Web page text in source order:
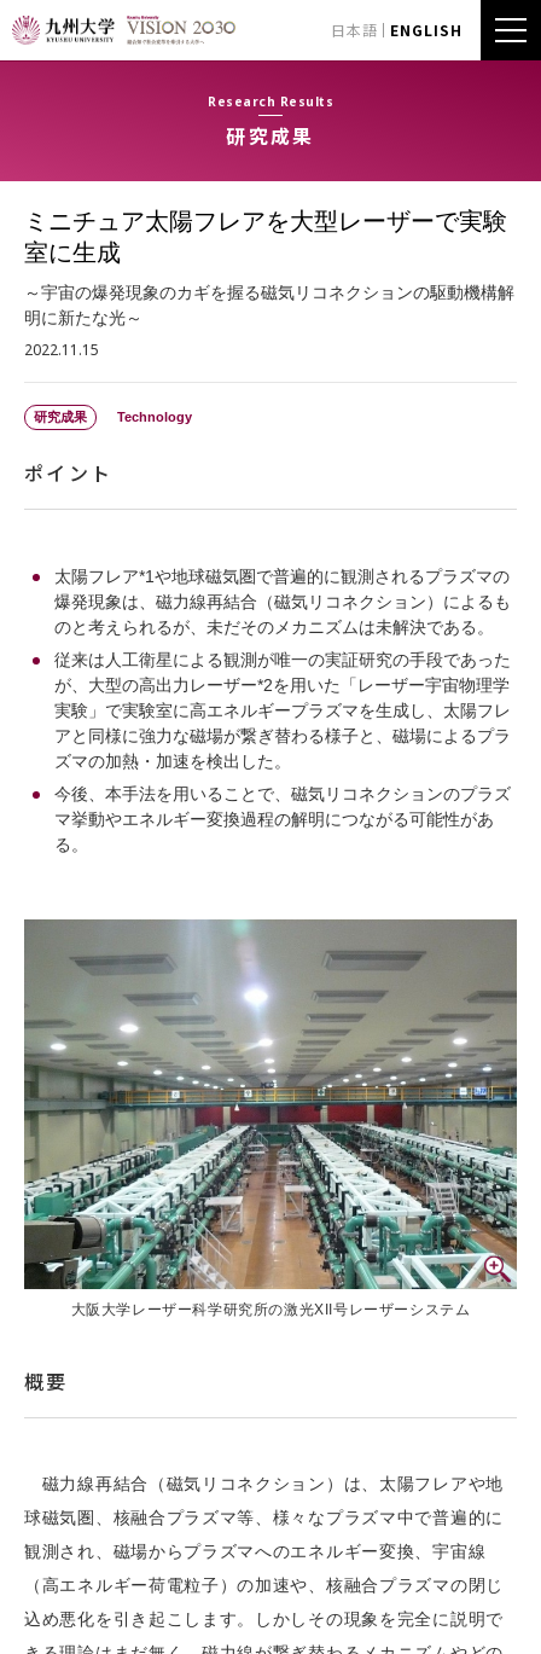
日本語 ENGLISH
Research Results
研究成果
ミニチュア太陽フレアを大型レーザーで実験
室に生成
～宇宙の爆発現象のカギを握る磁気リコネクションの駆動機構解
明に新たな光～
2022.11.15
研究成果 Technology
ポイント
太陽フレア*1や地球磁気圏で普遍的に観測されるプラズマの
爆発現象は、磁力線再結合（磁気リコネクション）によるも
のと考えられるが、未だそのメカニズムは未解決である。
従来は人工衛星による観測が唯一の実証研究の手段であった
が、大型の高出力レーザー*2を用いた「レーザー宇宙物理学
実験」で実験室に高エネルギープラズマを生成し、太陽フレ
アと同様に強力な磁場が繋ぎ替わる様子と、磁場によるプラ
ズマの加熱・加速を検出した。
今後、本手法を用いることで、磁気リコネクションのプラズ
マ挙動やエネルギー変換過程の解明につながる可能性があ
る。
大阪大学レーザー科学研究所の激光XII号レーザーシステム
概要
磁力線再結合（磁気リコネクション）は、太陽フレアや地
球磁気圏、核融合プラズマ等、様々なプラズマ中で普遍的に
観測され、磁場からプラズマへのエネルギー変換、宇宙線
（高エネルギー荷電粒子）の加速や、核融合プラズマの閉じ
込め悪化を引き起こします。しかしその現象を完全に説明で